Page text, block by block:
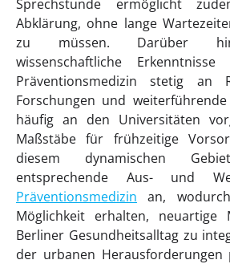
Sprechstunde ermöglicht
Abklärung, ohne lange
zu müssen. Darüber
wissenschaftliche
Präventionsmedizin stetig an
Forschungen und
häufig an den Universitäten
Maßstäbe für frühzeitige
diesem dynamischen
entsprechende Aus- und
Präventionsmedizin an,
Möglichkeit erhalten,
Berliner Gesundheitsalltag zu
der urbanen